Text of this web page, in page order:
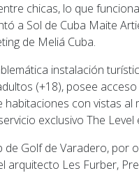
chicas, lo que
a Sol de Cuba Maite
de Meliá Cuba.
instalación
(+18), posee
habitaciones con vistas al
exclusivo The
de Golf de Varadero, por
arquitecto Les Furber,